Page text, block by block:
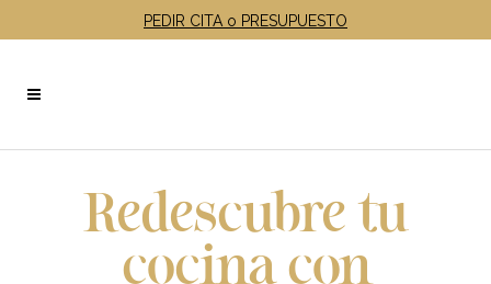
PEDIR CITA o PRESUPUESTO
Redescubre tu
cocina con